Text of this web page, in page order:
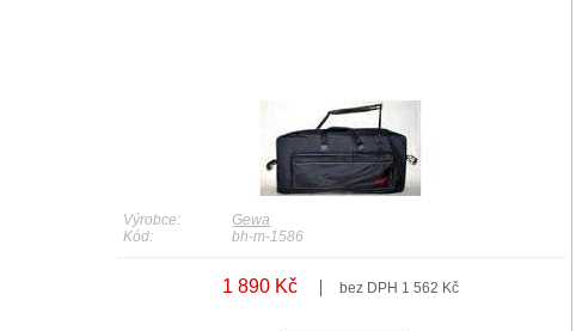
Výrobce:
Gewa
Kód:
bh-m-1586
1 890 Kč bez DPH 1 562 Kč